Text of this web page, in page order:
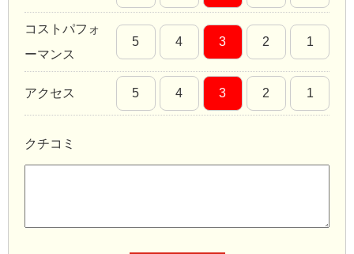
コストパフォ
ーマンス
5 4 3 2 1
アクセス 5 4 3 2 1
クチコミ